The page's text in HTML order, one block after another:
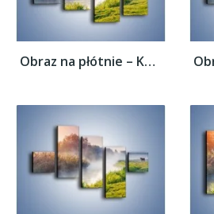
Obraz na płótnie – Koń o poranku –...